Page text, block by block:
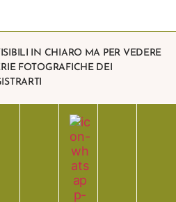
IN CHIARO MA PER VEDERE
FOTOGRAFICHE DEI